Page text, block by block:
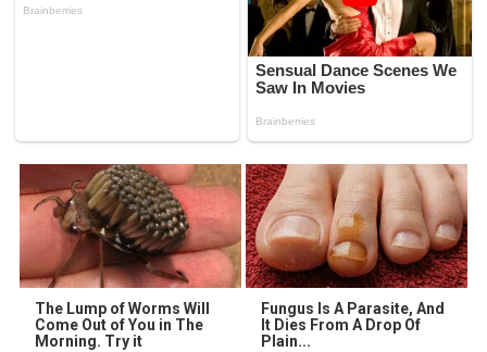
The Lump of Worms Will
Come Out of You in The
Morning. Try it
Fungus Is A Parasite, And
It Dies From A Drop Of
Plain...